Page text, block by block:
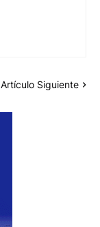
Artículo Siguiente